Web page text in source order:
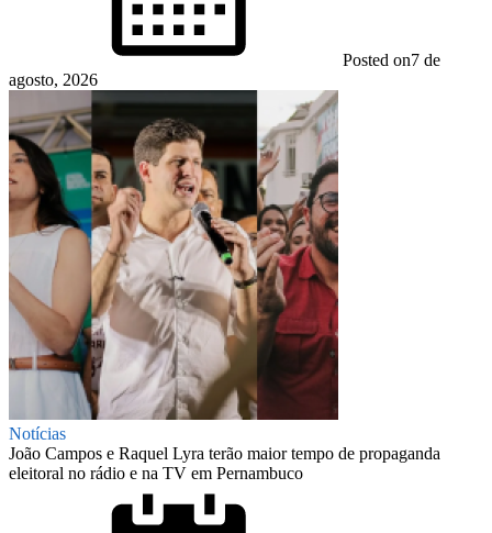
Posted on7 de
agosto, 2026
Notícias
João Campos e Raquel Lyra terão maior tempo de propaganda
eleitoral no rádio e na TV em Pernambuco